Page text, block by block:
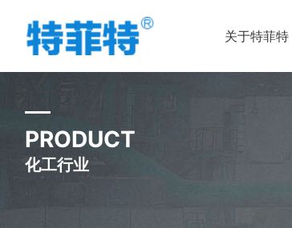
关于特菲特
PRODUCT
化工行业